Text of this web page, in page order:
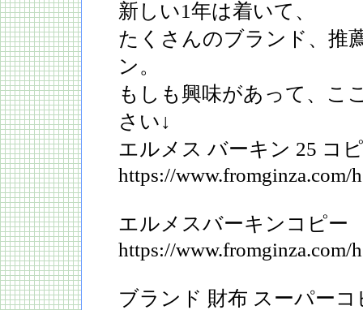
新しい1年は着いて、
たくさんのブランド、推
ン。
もしも興味があって、こ
さい↓
エルメス バーキン 25 コ
https://www.fromginza.com/
エルメスバーキンコピー
https://www.fromginza.com/
ブランド 財布 スーパーコ